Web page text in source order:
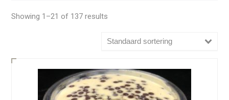
Showing 1–21 of 137 results
Standaard sortering